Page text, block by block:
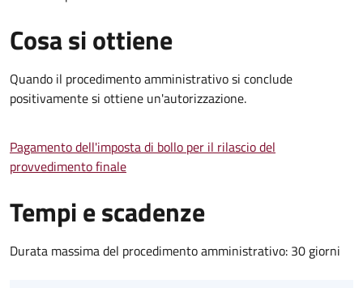
Cosa si ottiene
Quando il procedimento amministrativo si conclude
positivamente si ottiene un'autorizzazione.
Pagamento dell'imposta di bollo per il rilascio del
provvedimento finale
Tempi e scadenze
Durata massima del procedimento amministrativo: 30 giorni